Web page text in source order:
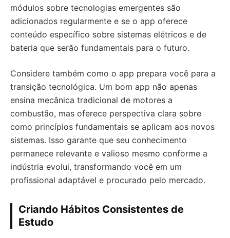
módulos sobre tecnologias emergentes são
adicionados regularmente e se o app oferece
conteúdo específico sobre sistemas elétricos e de
bateria que serão fundamentais para o futuro.
Considere também como o app prepara você para a
transição tecnológica. Um bom app não apenas
ensina mecânica tradicional de motores a
combustão, mas oferece perspectiva clara sobre
como princípios fundamentais se aplicam aos novos
sistemas. Isso garante que seu conhecimento
permanece relevante e valioso mesmo conforme a
indústria evolui, transformando você em um
profissional adaptável e procurado pelo mercado.
Criando Hábitos Consistentes de
Estudo